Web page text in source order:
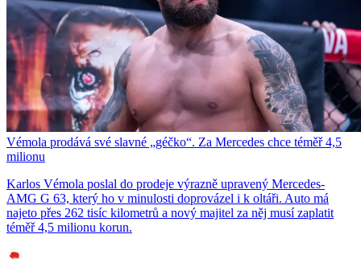
Vémola prodává své slavné „géčko“. Za Mercedes chce téměř 4,5
milionu
Karlos Vémola poslal do prodeje výrazně upravený Mercedes-
AMG G 63, který ho v minulosti doprovázel i k oltáři. Auto má
najeto přes 262 tisíc kilometrů a nový majitel za něj musí zaplatit
téměř 4,5 milionu korun.